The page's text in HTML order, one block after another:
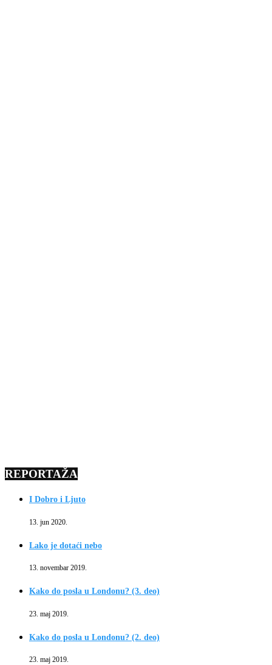
REPORTAŽA
I Dobro i Ljuto
13. jun 2020.
Lako je dotaći nebo
13. novembar 2019.
Kako do posla u Londonu? (3. deo)
23. maj 2019.
Kako do posla u Londonu? (2. deo)
23. maj 2019.